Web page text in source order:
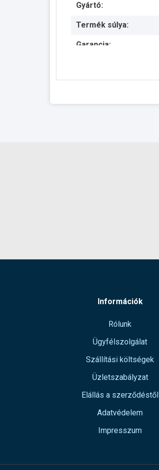
Gyártó:
Termék súlya:
Garancia:
Információk
Rólunk
Ügyfélszolgálat
Szállítási költségek
Üzletszabályzat
Elállás a szerződéstől
Adatvédelem
Impresszum